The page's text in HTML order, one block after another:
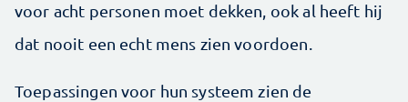
voor acht personen moet dekken, ook al heeft hij
dat nooit een echt mens zien voordoen.
Toepassingen voor hun systeem zien de